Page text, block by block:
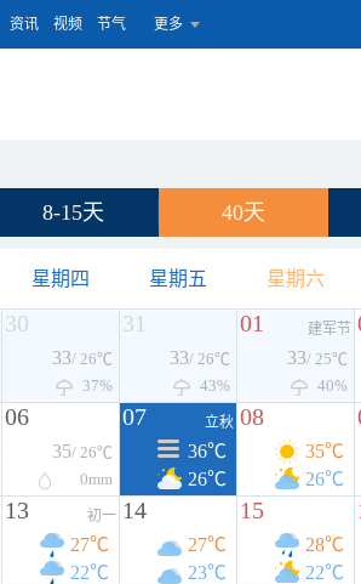
资讯 视频 节气 更多
8-15天 40天
星期四 星期五 星期六
30
33/ 26℃
37%
31
33/ 26℃
43%
01 建军节
33/ 25℃
40%
06
35/ 26℃
0mm
07 立秋
36℃
26℃
08
35℃
26℃
13 初一
27℃
22℃
14
27℃
23℃
15
28℃
22℃